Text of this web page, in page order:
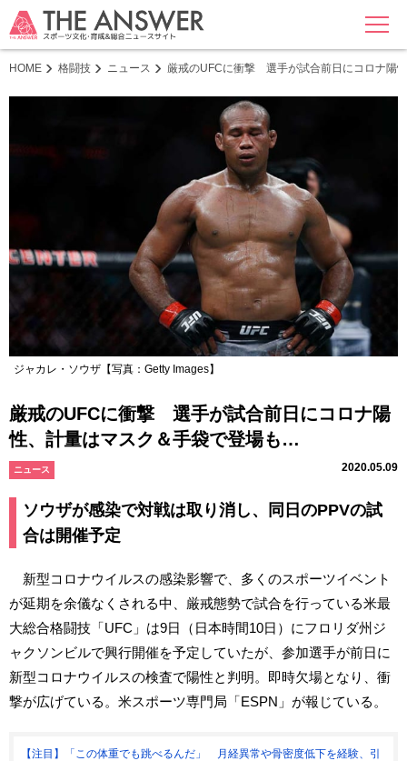
MENU
HOME 格闘技 ニュース 厳戒のUFCに衝撃 選手が試合前日にコロナ陽
ジャカレ・ソウザ【写真：Getty Images】
厳戒のUFCに衝撃 選手が試合前日にコロナ陽
性、計量はマスク＆手袋で登場も…
ニュース 2020.05.09
ソウザが感染で対戦は取り消し、同日のPPVの試
合は開催予定
新型コロナウイルスの感染影響で、多くのスポーツイベント
が延期を余儀なくされる中、厳戒態勢で試合を行っている米最
大総合格闘技「UFC」は9日（日本時間10日）にフロリダ州ジ
ャクソンビルで興行開催を予定していたが、参加選手が前日に
新型コロナウイルスの検査で陽性と判明。即時欠場となり、衝
撃が広げている。米スポーツ専門局「ESPN」が報じている。
【注目】「この体重でも跳べるんだ」 月経異常や骨密度低下を経験、引